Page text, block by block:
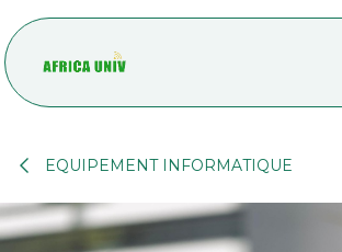
EQUIPEMENT INFORMATIQUE